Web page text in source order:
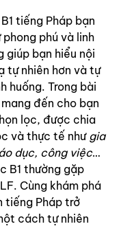
tiếng Pháp bạn
phú và linh
giúp bạn hiểu nội
tự nhiên hơn và tự
huống. Trong bài
đến cho bạn
lọc, được chia
và thực tế như gia
dục, công việc…
B1 thường gặp
Cùng khám phá
tiếng Pháp trở
cách tự nhiên